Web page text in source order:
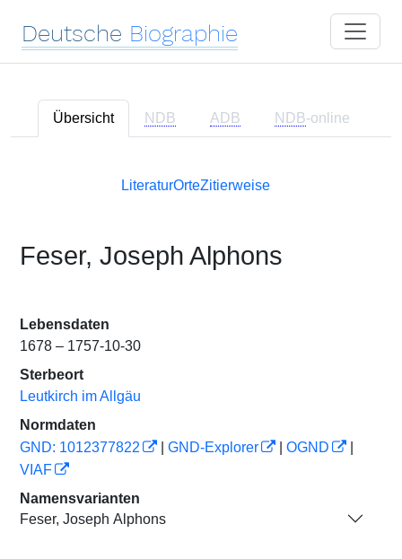
Deutsche Biographie
Übersicht NDB ADB NDB-online
LiteraturOrteZitierweise
Feser, Joseph Alphons
Lebensdaten
1678 – 1757-10-30
Sterbeort
Leutkirch im Allgäu
Normdaten
GND: 1012377822
GND-Explorer OGND
VIAF
Namensvarianten
Feser, Joseph Alphons